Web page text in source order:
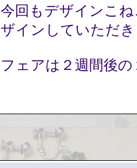
今回もデザインこ
ザインしていただ
フェアは２週間後